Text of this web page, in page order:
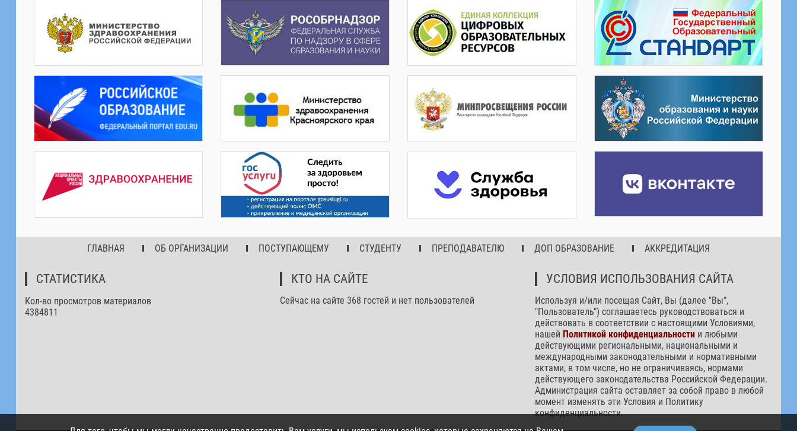
ГЛАВНАЯ ОБ ОРГАНИЗАЦИИ ПОСТУПАЮЩЕМУ СТУДЕНТУ ПРЕПОДАВАТЕЛЮ ДОП ОБРАЗОВАНИЕ АККРЕДИТАЦИЯ
СТАТИСТИКА
Кол-во просмотров материалов
4384811
КТО НА САЙТЕ
Сейчас на сайте 368 гостей и нет пользователей
УСЛОВИЯ ИСПОЛЬЗОВАНИЯ САЙТА
Используя и/или посещая Сайт, Вы (далее "Вы",
"Пользователь") соглашаетесь руководствоваться и
действовать в соответствии с настоящими Условиями,
нашей Политикой конфиденциальности и любыми
действующими региональными, национальными и
международными законодательными и нормативными
актами, в том числе, но не ограничиваясь, нормами
действующего законодательства Российской Федерации.
Администрация сайта оставляет за собой право в любой
момент изменять эти Условия и Политику
конфиденциальности.